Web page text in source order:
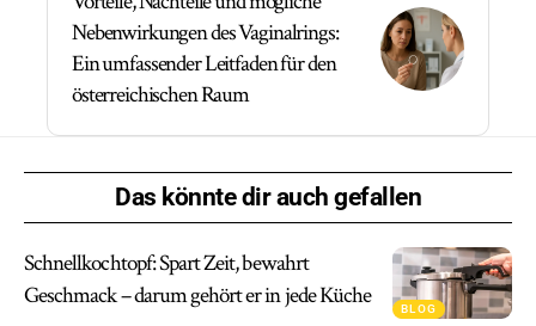
Nebenwirkungen des Vaginalrings:
Ein umfassender Leitfaden für den
österreichischen Raum
Das könnte dir auch gefallen
BLOG
Schnellkochtopf: Spart Zeit, bewahrt
Geschmack – darum gehört er in jede Küche